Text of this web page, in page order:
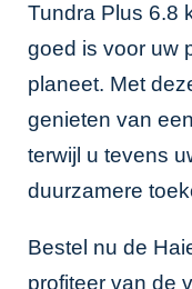
Tundra Plus 6.8
goed is voor uw
planeet. Met
genieten van
terwijl u tevens
duurzamere
Bestel nu de
profiteer van de